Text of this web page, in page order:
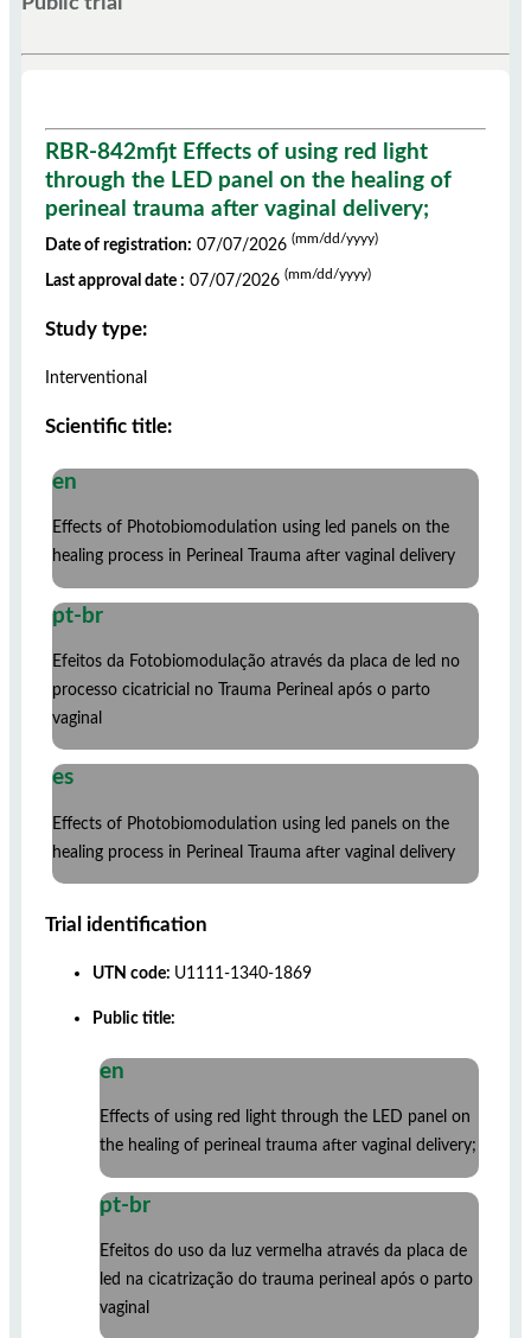
RBR-842mfjt Effects of using red light
through the LED panel on the healing of
perineal trauma after vaginal delivery;
Date of registration: 07/07/2026 (mm/dd/yyyy)
Last approval date : 07/07/2026 (mm/dd/yyyy)
Study type:
Interventional
Scientific title:
en
Effects of Photobiomodulation using led panels on the
healing process in Perineal Trauma after vaginal delivery
pt-br
Efeitos da Fotobiomodulação através da placa de led no
processo cicatricial no Trauma Perineal após o parto
vaginal
es
Effects of Photobiomodulation using led panels on the
healing process in Perineal Trauma after vaginal delivery
Trial identification
UTN code: U1111-1340-1869
Public title:
en
Effects of using red light through the LED panel on
the healing of perineal trauma after vaginal delivery;
pt-br
Efeitos do uso da luz vermelha através da placa de
led na cicatrização do trauma perineal após o parto
vaginal